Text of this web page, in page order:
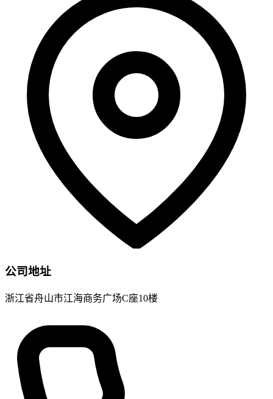
公司地址
浙江省舟山市江海商务广场C座10楼